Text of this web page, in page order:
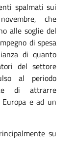
spalmati sui
che
alle soglie del
di spesa
di quanto
del settore
al periodo
di attrarre
e ad un
su